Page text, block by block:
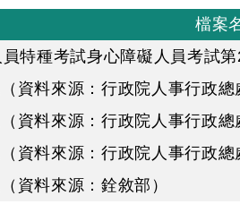
檔案
特種考試身心障礙人員考試
資料來源：行政院人事行政總
資料來源：行政院人事行政總
資料來源：行政院人事行政總
資料來源：銓敘部）